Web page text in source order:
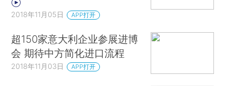
2018年11月05日 APP打开
超150家意大利企业参展进博
会 期待中方简化进口流程
2018年11月03日 APP打开